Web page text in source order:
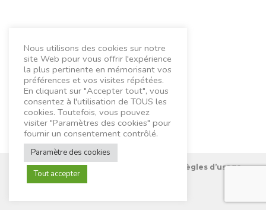
Nous connaître Règles d’usage
Nous utilisons des cookies sur notre
site Web pour vous offrir l'expérience
la plus pertinente en mémorisant vos
préférences et vos visites répétées.
En cliquant sur "Accepter tout", vous
consentez à l'utilisation de TOUS les
cookies. Toutefois, vous pouvez
visiter "Paramètres des cookies" pour
fournir un consentement contrôlé.
Paramètre des cookies
Tout accepter